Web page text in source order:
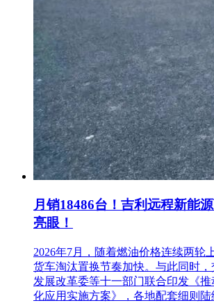
月销18486台！吉利远程新能
亮眼！
2026年7月，随着燃油价格连续两轮
货车淘汰置换节奏加快。与此同时
发展改革委等十一部门联合印发《
化应用实施方案》，各地配套细则